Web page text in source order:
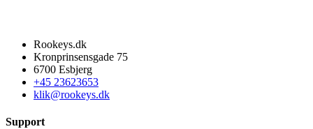
kan
vælges
på
varesiden
Rookeys.dk
Kronprinsensgade 75
6700 Esbjerg
+45 23623653
klik@rookeys.dk
Support